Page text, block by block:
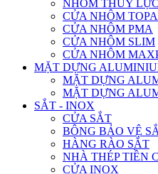
NHÔM THỦY
CỬA NHÔM
CỬA NHÔM PMA
CỬA NHÔM SLIM
CỬA NHÔM
MẶT DỰNG
MẶT DỰNG
MẶT DỰNG
SẮT - INOX
CỬA SẮT
BÔNG BẢO VỆ
HÀNG RÀO SẮT
NHÀ THÉP TIỀN
CỬA INOX